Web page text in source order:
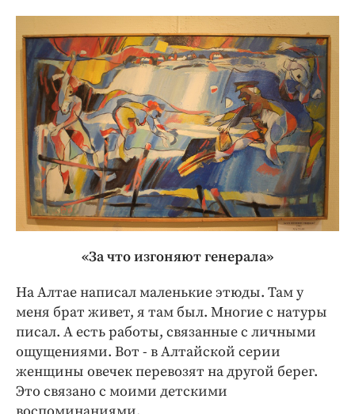
«За что изгоняют генерала»
На Алтае написал маленькие этюды. Там у
меня брат живет, я там был. Многие с натуры
писал. А есть работы, связанные с личными
ощущениями. Вот - в Алтайской серии
женщины овечек перевозят на другой берег.
Это связано с моими детскими